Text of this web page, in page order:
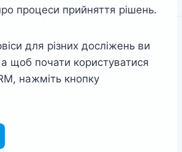
процеси прийняття рішень.
для різних досліжень ви
а щоб почати користуватися
нажміть кнопку